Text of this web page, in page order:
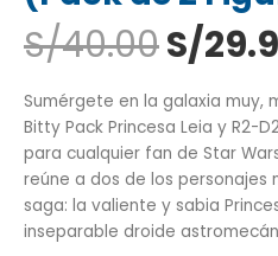
S/40.00El
precio
era:
S/
S/
Sumérgete en la galaxia muy,
Bitty Pack Princesa Leia y R2-
para cualquier fan de Star
reúne a dos de los personajes
saga: la valiente y sabia
inseparable droide